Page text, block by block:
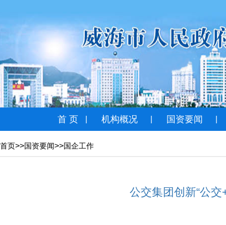
首 页 机构概况 国资要闻
首页>>国资要闻>>国企工作
公交集团创新“公